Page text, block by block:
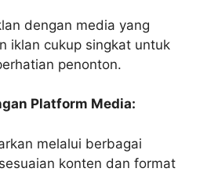
dengan media yang
iklan cukup singkat untuk
penonton.
Platform Media:
melalui berbagai
konten dan format